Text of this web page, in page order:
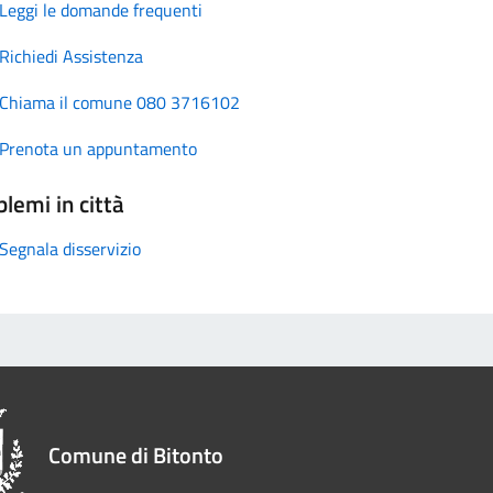
Leggi le domande frequenti
Richiedi Assistenza
Chiama il comune 080 3716102
Prenota un appuntamento
in città
Segnala disservizio
Comune di Bitonto